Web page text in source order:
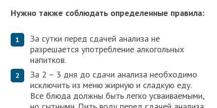
Нужно также соблюдать определенные правила:
За сутки перед сдачей анализа не
разрешается употребление алкогольных
напитков.
За 2 – 3 дня до сдачи анализа необходимо
исключить из меню жирную и сладкую еду.
Все блюда должны быть легко усваиваемыми,